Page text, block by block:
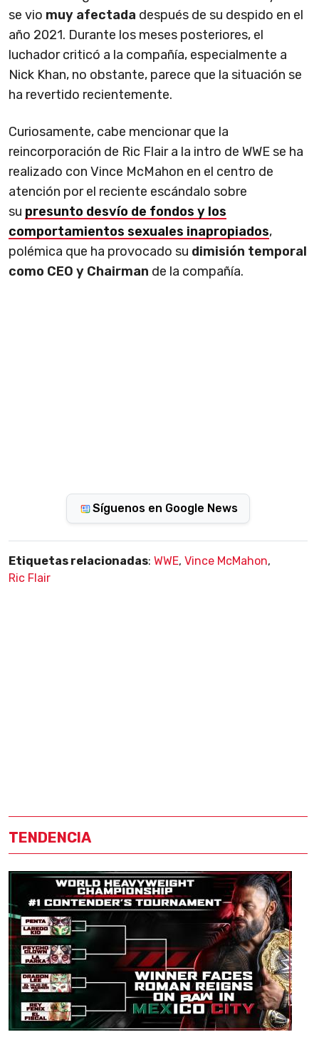
se vio muy afectada después de su despido en el
año 2021. Durante los meses posteriores, el
luchador criticó a la compañía, especialmente a
Nick Khan, no obstante, parece que la situación se
ha revertido recientemente.
Curiosamente, cabe mencionar que la
reincorporación de Ric Flair a la intro de WWE se ha
realizado con Vince McMahon en el centro de
atención por el reciente escándalo sobre
su presunto desvío de fondos y los
comportamientos sexuales inapropiados,
polémica que ha provocado su dimisión temporal
como CEO y Chairman de la compañía.
Síguenos en Google News
Etiquetas relacionadas: WWE, Vince McMahon,
Ric Flair
TENDENCIA